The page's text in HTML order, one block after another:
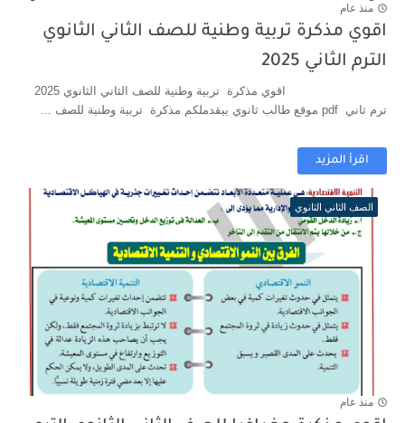
منذ عام
اقوي مذكرة تربية وطنية للصف الثاني الثانوي
الترم الثاني 2025
اقوي مذكرة تربية وطنية للصف الثاني الثانوي 2025
ترم ثاني pdf موقع طالب ثانوي بيقدملكم مذكرة تربية وطنية للصف ...
اقرأ المزيد
الصف الثاني الثانوي
منذ عام